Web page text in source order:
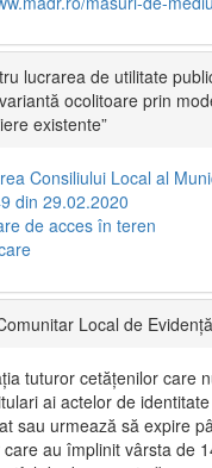
lucrarea de utilitate
ocolitoare prin
existente”
Consiliului Local al
din 29.02.2020
de acces în teren
Local de
tuturor cetățenilor care
ai actelor de
sau urmează să expire
au împlinit vârsta de